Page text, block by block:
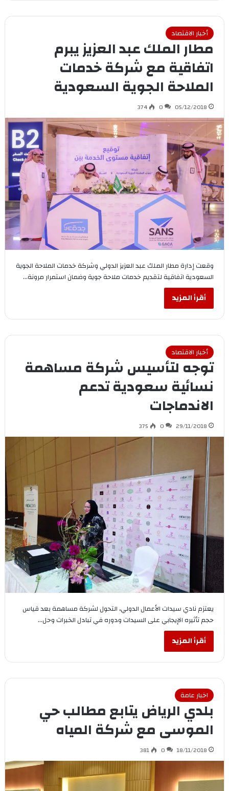
أخبار الاقتصاد
مطار الملك عبد العزيز يبرم
اتفاقية مع شركة خدمات
الملاحة الجوية السعودية
05/12/2018
0
374
وقعت إدارة مطار الملك عبد العزيز الدولي وشركة خدمات الملاحة الجوية
السعودية اتفاقية لتقديم خدمات ملاحة جوية وضمان استمرار مرونة…
أقرأ المزيد
أخبار الاقتصاد
توجه لتأسيس شركة مساهمة
نسائية سعودية تدعم
الاندماجات
29/11/2018
0
375
يعتزم نادي سيدات الأعمال الدولي، التحول لشركة مساهمة بعد قياس
حجم تأثيره الإيجابي على السيدات ودوره في تبادل الخبرات وحل…
أقرأ المزيد
اخبار عامة
بلدي الرياض يتابع مطالب حي
الموسى مع شركة المياه
18/11/2018
0
381